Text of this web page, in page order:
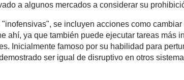
a algunos mercados a considerar su
"inofensivas", se incluyen acciones como
ahí, ya que también puede ejecutar tareas más
Inicialmente famoso por su habilidad para
ser igual de disruptivo en otros